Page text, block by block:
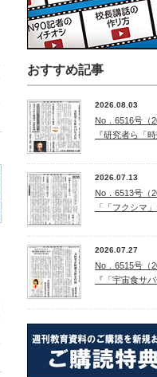
おすすめ記事
2026.08.03
No．6516号（
『研究者ら「
2026.07.13
No．6513号（
「「フクシマ
2026.07.27
No．6515号（
『「宇宙食サ